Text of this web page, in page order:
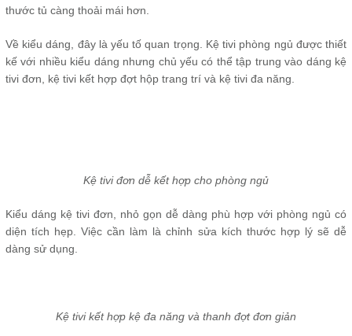
thước tủ càng thoải mái hơn.
Về kiểu dáng, đây là yếu tố quan trọng. Kệ tivi phòng ngủ được thiết
kế với nhiều kiểu dáng nhưng chủ yếu có thể tập trung vào dáng kệ
tivi đơn, kệ tivi kết hợp đợt hộp trang trí và kệ tivi đa năng.
Kệ tivi đơn dễ kết hợp cho phòng ngủ
Kiểu dáng kệ tivi đơn, nhỏ gọn dễ dàng phù hợp với phòng ngủ có
diện tích hẹp. Việc cần làm là chỉnh sửa kích thước hợp lý sẽ dễ
dàng sử dụng.
Kệ tivi kết hợp kệ đa năng và thanh đợt đơn giản